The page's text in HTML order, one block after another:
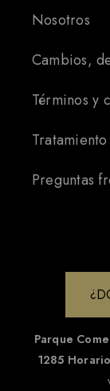
Nosotros
Cambios,
Términos y
Preguntas
Parque
1285